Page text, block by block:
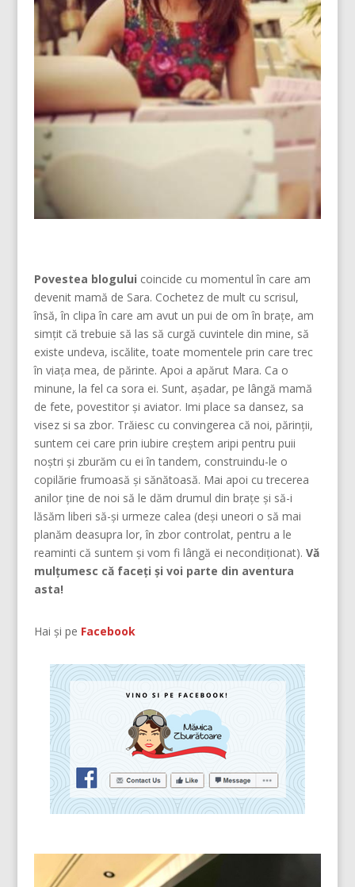
Povestea blogului coincide cu momentul în care am
devenit mamă de Sara. Cochetez de mult cu scrisul,
însă, în clipa în care am avut un pui de om în brațe, am
simțit că trebuie să las să curgă cuvintele din mine, să
existe undeva, iscălite, toate momentele prin care trec
în viața mea, de părinte. Apoi a apărut Mara. Ca o
minune, la fel ca sora ei. Sunt, așadar, pe lângă mamă
de fete, povestitor și aviator. Imi place sa dansez, sa
visez si sa zbor. Trăiesc cu convingerea că noi, părinţii,
suntem cei care prin iubire creştem aripi pentru puii
noştri şi zburăm cu ei în tandem, construindu-le o
copilărie frumoasă şi sănătoasă. Mai apoi cu trecerea
anilor ține de noi să le dăm drumul din braţe și să-i
lăsăm liberi să-și urmeze calea (deşi uneori o să mai
planăm deasupra lor, în zbor controlat, pentru a le
reaminti că suntem şi vom fi lângă ei necondiţionat). Vă
mulțumesc că faceți și voi parte din aventura
asta!
Hai și pe Facebook